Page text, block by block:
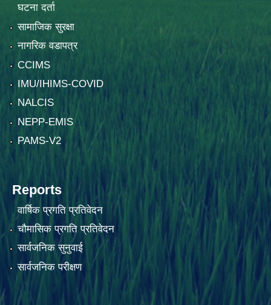
घटना दर्ता
सामाजिक सुरक्षा
नागरिक वडापत्र
CCIMS
IMU/IHIMS-COVID
NALCIS
NEPP-EMIS
PAMS-V2
Reports
वार्षिक प्रगति प्रतिवेदन
चौमासिक प्रगति प्रतिवेदन
सार्वजनिक सुनुवाई
सार्वजनिक परीक्षण